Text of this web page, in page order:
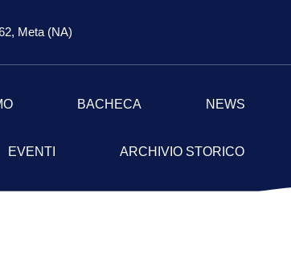
Meta (NA)
BACHECA NEWS
EVENTI ARCHIVIO STORICO